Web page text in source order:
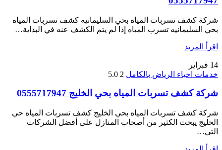
شركة كشف تسربات المياه بحي السليمانيه كشف تسربات المياه
بحي السليمانيه تسرب المياه إذا لم يتم الكشف عنه في البداية…
اقرأ المزيد
14 فبراير
خدمات احياء الرياض بالكامل 2
5.0
شركة كشف تسربات المياه بحي الخليج 0555717947
شركة كشف تسربات المياه بحي الخليج كشف تسربات المياه حي
الخليج يبحث الكثير من أصحاب المنازل على أفضل الشركات
التي…